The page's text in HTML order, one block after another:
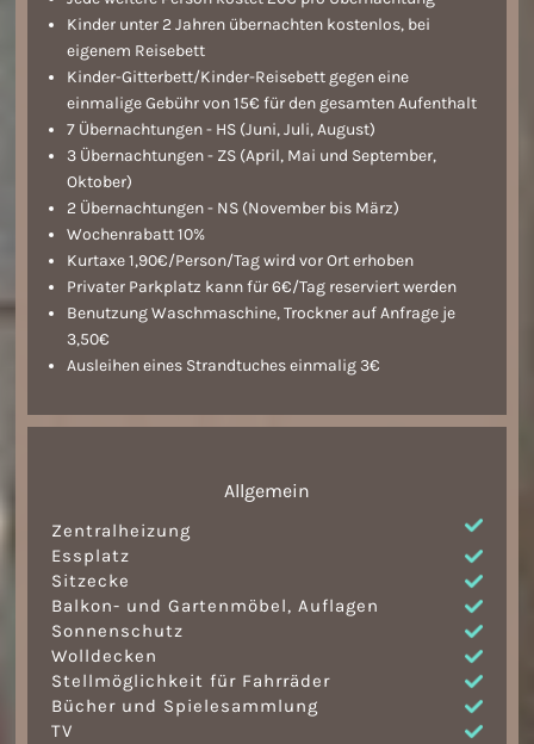
Kinder unter 2 Jahren übernachten kostenlos, bei
eigenem Reisebett
Kinder-Gitterbett/Kinder-Reisebett gegen eine
einmalige Gebühr von 15€ für den gesamten Aufenthalt
7 Übernachtungen - HS (Juni, Juli, August)
3 Übernachtungen - ZS (April, Mai und September,
Oktober)
2 Übernachtungen - NS (November bis März)
Wochenrabatt 10%
Kurtaxe 1,90€/Person/Tag wird vor Ort erhoben
Privater Parkplatz kann für 6€/Tag reserviert werden
Benutzung Waschmaschine, Trockner auf Anfrage je
3,50€
Ausleihen eines Strandtuches einmalig 3€
Allgemein
Zentralheizung
Essplatz
Sitzecke
Balkon- und Gartenmöbel, Auflagen
Sonnenschutz
Wolldecken
Stellmöglichkeit für Fahrräder
Bücher und Spielesammlung
TV